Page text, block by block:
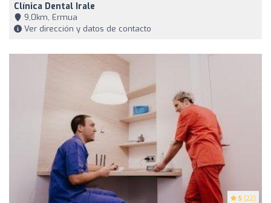
Clínica Dental Irale
9,0km, Ermua
Ver dirección y datos de contacto
5 (22)